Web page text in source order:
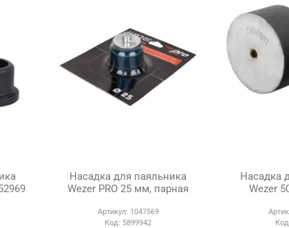
Насадка для паяльника
Wezer PRO 25 мм, парная
Артикул: 1047569
Код: 5899942
Насадка
Wezer